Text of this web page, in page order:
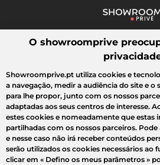
Pesquisar uma marca, um
Todas as vendas Moda Desporto
O showroomprive
Showroomprive.pt utiliza cookies e
a navegação, medir a audiência do site e o
para lhe propor, junto com os nossos
adaptadas aos seus centros de interesse.
estes cookies e nomeadamente que estas
partilhadas com os nossos parceiros.
e nesse caso não irá receber conteúdos
serão utilizados os cookies necessários ao
clicar em « Defino os meus parâmetros »